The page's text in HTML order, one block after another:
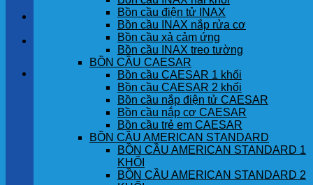
GÓC KHÁCH HÀNG
Chưa có sản phẩm trong giỏ hàng.
Bồn cầu điện tử INAX
Bồn cầu INAX nắp rửa cơ
Bồn cầu xả cảm ứng
Bồn cầu INAX treo tường
BỒN CẦU CAESAR
Bồn cầu CAESAR 1 khối
Bồn cầu CAESAR 2 khối
Bồn cầu nắp điện tử CAESAR
Bồn cầu nắp cơ CAESAR
Bồn cầu trẻ em CAESAR
BỒN CẦU AMERICAN STANDARD
BỒN CẦU AMERICAN STANDARD 1
KHỐI
BỒN CẦU AMERICAN STANDARD 2